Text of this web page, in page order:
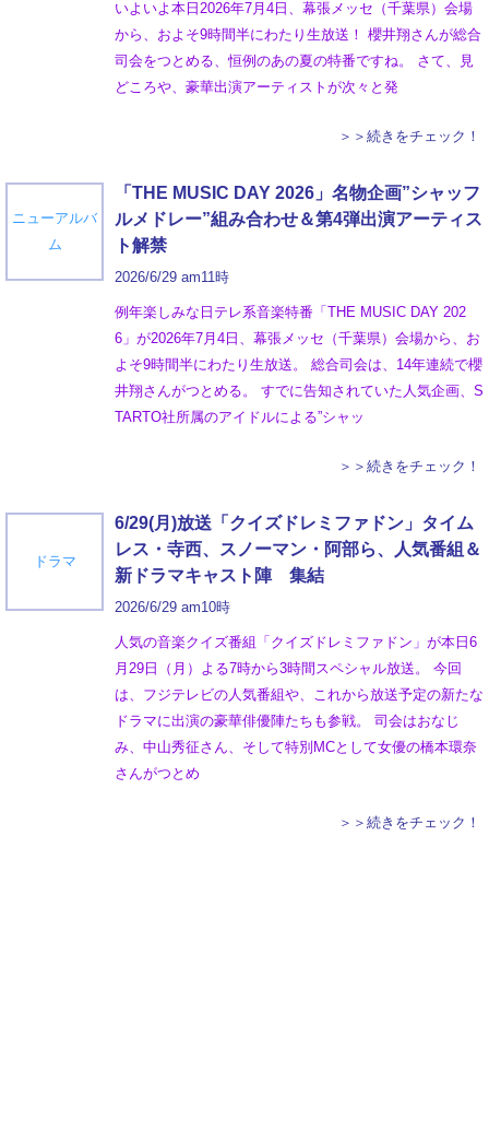
いよいよ本日2026年7月4日、幕張メッセ（千葉県）会場
から、およそ9時間半にわたり生放送！ 櫻井翔さんが総合
司会をつとめる、恒例のあの夏の特番ですね。 さて、見
どころや、豪華出演アーティストが次々と発
＞＞続きをチェック！
ニューアルバ
ム
「THE MUSIC DAY 2026」名物企画”シャッフ
ルメドレー”組み合わせ＆第4弾出演アーティス
ト解禁
2026/6/29 am11時
例年楽しみな日テレ系音楽特番「THE MUSIC DAY 202
6」が2026年7月4日、幕張メッセ（千葉県）会場から、お
よそ9時間半にわたり生放送。 総合司会は、14年連続で櫻
井翔さんがつとめる。 すでに告知されていた人気企画、S
TARTO社所属のアイドルによる”シャッ
＞＞続きをチェック！
ドラマ
6/29(月)放送「クイズドレミファドン」タイム
レス・寺西、スノーマン・阿部ら、人気番組＆
新ドラマキャスト陣 集結
2026/6/29 am10時
人気の音楽クイズ番組「クイズドレミファドン」が本日6
月29日（月）よる7時から3時間スペシャル放送。 今回
は、フジテレビの人気番組や、これから放送予定の新たな
ドラマに出演の豪華俳優陣たちも参戦。 司会はおなじ
み、中山秀征さん、そして特別MCとして女優の橋本環奈
さんがつとめ
＞＞続きをチェック！